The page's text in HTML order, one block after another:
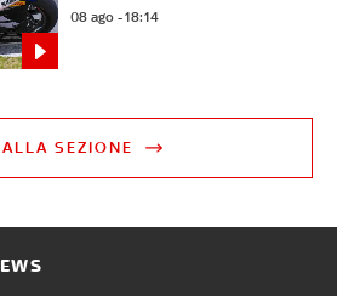
08 ago - 18:14
SEZIONE